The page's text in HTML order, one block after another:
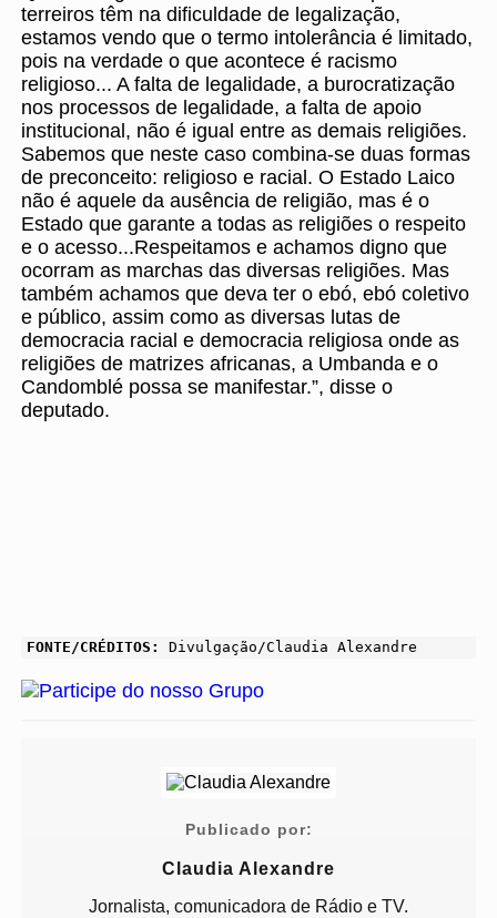
terreiros têm na dificuldade de legalização,
estamos vendo que o termo intolerância é limitado,
pois na verdade o que acontece é racismo
religioso... A falta de legalidade, a burocratização
nos processos de legalidade, a falta de apoio
institucional, não é igual entre as demais religiões.
Sabemos que neste caso combina-se duas formas
de preconceito: religioso e racial. O Estado Laico
não é aquele da ausência de religião, mas é o
Estado que garante a todas as religiões o respeito
e o acesso...Respeitamos e achamos digno que
ocorram as marchas das diversas religiões. Mas
também achamos que deva ter o ebó, ebó coletivo
e público, assim como as diversas lutas de
democracia racial e democracia religiosa onde as
religiões de matrizes africanas, a Umbanda e o
Candomblé possa se manifestar.”, disse o
deputado.
FONTE/CRÉDITOS: Divulgação/Claudia Alexandre
Publicado por:
Claudia Alexandre
Jornalista, comunicadora de Rádio e TV.